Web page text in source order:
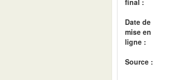
final :
Date de
mise en
ligne :
Source :